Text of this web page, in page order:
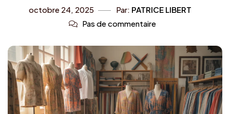
octobre 24, 2025 Par: PATRICE LIBERT
Pas de commentaire